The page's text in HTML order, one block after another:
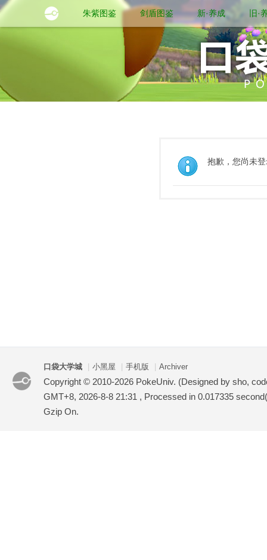
朱紫图鉴 剑盾图鉴 新·养成 旧·
抱歉，您尚未
口袋大学城 小黑屋 手机版 Archiver
Copyright © 2010-2026 PokeUniv. (Designed by sho,
GMT+8, 2026-8-8 21:31 , Processed in 0.017335
Gzip On.